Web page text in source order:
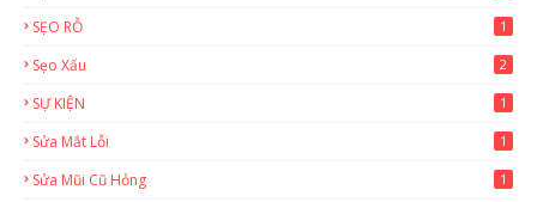
SẸO RỖ 1
Sẹo Xấu 2
SỰ KIỆN 1
Sửa Mắt Lỗi 1
Sửa Mũi Cũ Hỏng 1